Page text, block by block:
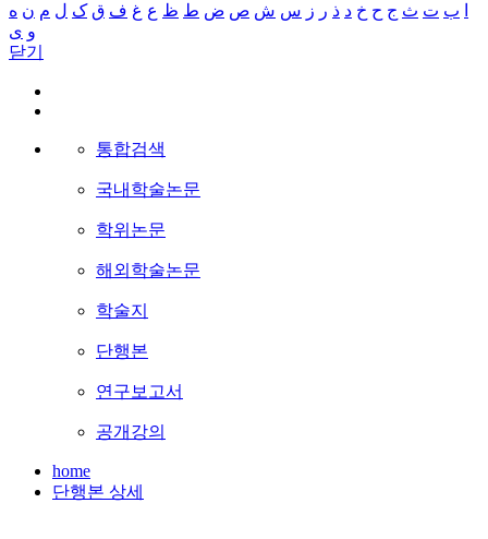
ب ت ث ج ح خ د ذ ر ز س ش ص ض ط ظ ع غ ف ق ک ل م ن ه
و ی
닫기
통합검색
국내학술논문
학위논문
해외학술논문
학술지
단행본
연구보고서
공개강의
home
단행본 상세